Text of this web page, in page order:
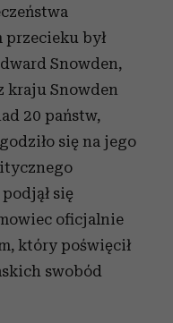
przecieku był
Snowden,
kraju Snowden
20 państw,
się na jego
się
oficjalnie
który poświęcił
swobód